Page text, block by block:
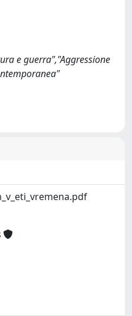
e guerra","Aggressione